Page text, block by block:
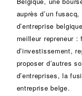
auprès d’un fusacq,
d’entreprise
meilleur repreneur :
d’investissement,
proposer d’autres
d’entreprises, la
entreprise belge.